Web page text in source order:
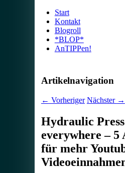
Start
Kontakt
Blogroll
*BLOP*
AnTIPPen!
Artikelnavigation
← Vorheriger Nächster →
Hydraulic
everywhere –
für mehr